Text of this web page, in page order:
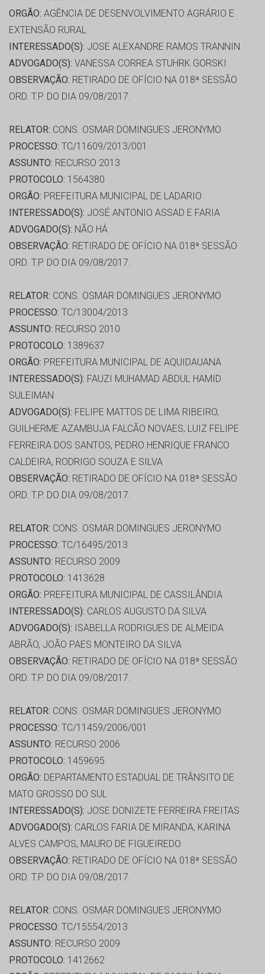
ORGÃO: AGÊNCIA DE DESENVOLVIMENTO AGRÁRIO E
EXTENSÃO RURAL
INTERESSADO(S): JOSE ALEXANDRE RAMOS TRANNIN
ADVOGADO(S): VANESSA CORREA STUHRK GORSKI
OBSERVAÇÃO: RETIRADO DE OFÍCIO NA 018ª SESSÃO
ORD. T.P. DO DIA 09/08/2017.
RELATOR: CONS. OSMAR DOMINGUES JERONYMO
PROCESSO: TC/11609/2013/001
ASSUNTO: RECURSO 2013
PROTOCOLO: 1564380
ORGÃO: PREFEITURA MUNICIPAL DE LADARIO
INTERESSADO(S): JOSÉ ANTONIO ASSAD E FARIA
ADVOGADO(S): NÃO HÁ
OBSERVAÇÃO: RETIRADO DE OFÍCIO NA 018ª SESSÃO
ORD. T.P. DO DIA 09/08/2017.
RELATOR: CONS. OSMAR DOMINGUES JERONYMO
PROCESSO: TC/13004/2013
ASSUNTO: RECURSO 2010
PROTOCOLO: 1389637
ORGÃO: PREFEITURA MUNICIPAL DE AQUIDAUANA
INTERESSADO(S): FAUZI MUHAMAD ABDUL HAMID
SULEIMAN
ADVOGADO(S): FELIPE MATTOS DE LIMA RIBEIRO,
GUILHERME AZAMBUJA FALCÃO NOVAES, LUIZ FELIPE
FERREIRA DOS SANTOS, PEDRO HENRIQUE FRANCO
CALDEIRA, RODRIGO SOUZA E SILVA
OBSERVAÇÃO: RETIRADO DE OFÍCIO NA 018ª SESSÃO
ORD. T.P. DO DIA 09/08/2017.
RELATOR: CONS. OSMAR DOMINGUES JERONYMO
PROCESSO: TC/16495/2013
ASSUNTO: RECURSO 2009
PROTOCOLO: 1413628
ORGÃO: PREFEITURA MUNICIPAL DE CASSILÂNDIA
INTERESSADO(S): CARLOS AUGUSTO DA SILVA
ADVOGADO(S): ISABELLA RODRIGUES DE ALMEIDA
ABRÃO, JOÃO PAES MONTEIRO DA SILVA
OBSERVAÇÃO: RETIRADO DE OFÍCIO NA 018ª SESSÃO
ORD. T.P. DO DIA 09/08/2017.
RELATOR: CONS. OSMAR DOMINGUES JERONYMO
PROCESSO: TC/11459/2006/001
ASSUNTO: RECURSO 2006
PROTOCOLO: 1459695
ORGÃO: DEPARTAMENTO ESTADUAL DE TRÂNSITO DE
MATO GROSSO DO SUL
INTERESSADO(S): JOSE DONIZETE FERREIRA FREITAS
ADVOGADO(S): CARLOS FARIA DE MIRANDA, KARINA
ALVES CAMPOS, MAURO DE FIGUEIREDO
OBSERVAÇÃO: RETIRADO DE OFÍCIO NA 018ª SESSÃO
ORD. T.P. DO DIA 09/08/2017.
RELATOR: CONS. OSMAR DOMINGUES JERONYMO
PROCESSO: TC/15554/2013
ASSUNTO: RECURSO 2009
PROTOCOLO: 1412662